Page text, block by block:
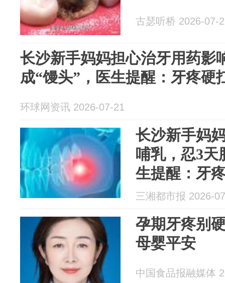
古瑟听桥 2026-07-
长沙新手妈妈担心治牙用药影
成“馒头”，医生提醒：牙疼硬
环球网资讯 2026-07-21
长沙新手妈
哺乳，忍3天
生提醒：牙
散，哺乳期
三湘都市报 2026-
孕期牙疼别
母婴平安
中国食品报融媒体